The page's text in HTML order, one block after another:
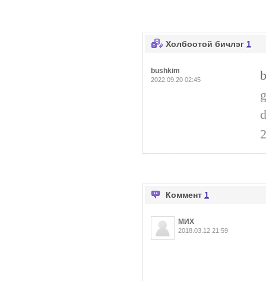
Холбоотой бичлэг 1
bushkim
2022.09.20 02:45
Коммент 1
МИX
2018.03.12 21:59